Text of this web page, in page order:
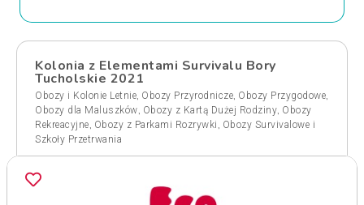
Kolonia z Elementami Survivalu Bory
Tucholskie 2021
Obozy i Kolonie Letnie, Obozy Przyrodnicze, Obozy Przygodowe,
Obozy dla Maluszków, Obozy z Kartą Dużej Rodziny, Obozy
Rekreacyjne, Obozy z Parkami Rozrywki , Obozy Survivalowe i
Szkoły Przetrwania